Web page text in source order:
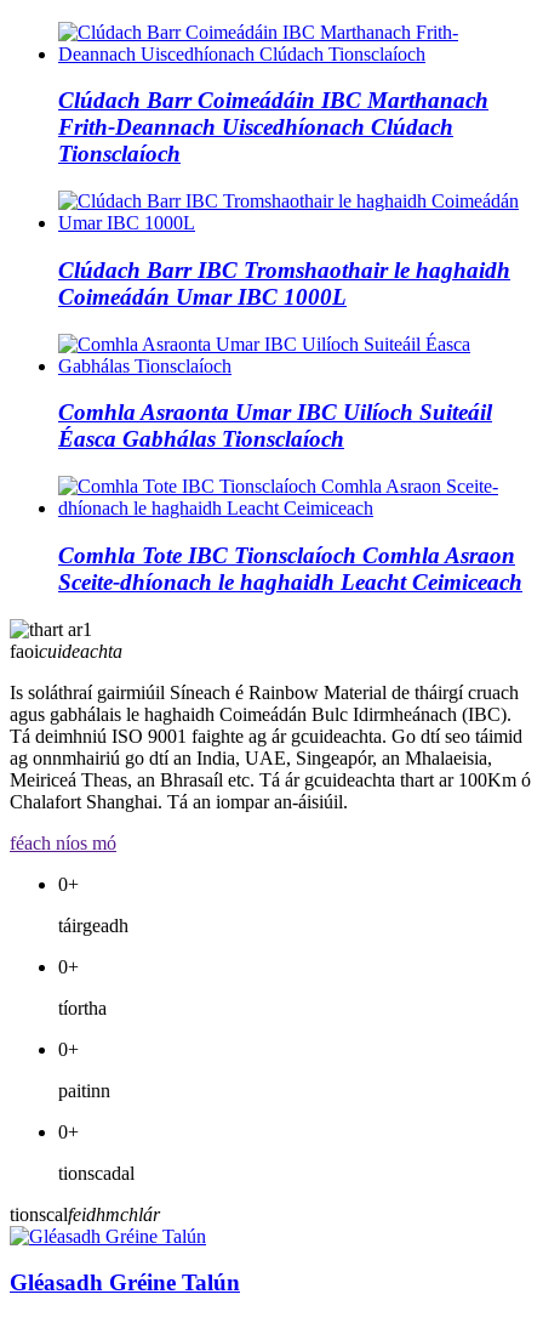
Clúdach Barr Coimeádáin IBC Marthanach
Frith-Deannach Uiscedhíonach Clúdach
Tionsclaíoch
Clúdach Barr IBC Tromshaothair le haghaidh
Coimeádán Umar IBC 1000L
Comhla Asraonta Umar IBC Uilíoch Suiteáil
Éasca Gabhálas Tionsclaíoch
Comhla Tote IBC Tionsclaíoch Comhla Asraon
Sceite-dhíonach le haghaidh Leacht Ceimiceach
faoicuideachta
Is soláthraí gairmiúil Síneach é Rainbow Material de tháirgí cruach
agus gabhálais le haghaidh Coimeádán Bulc Idirmheánach (IBC).
Tá deimhniú ISO 9001 faighte ag ár gcuideachta. Go dtí seo táimid
ag onnmhairiú go dtí an India, UAE, Singeapór, an Mhalaeisia,
Meiriceá Theas, an Bhrasaíl etc. Tá ár gcuideachta thart ar 100Km ó
Chalafort Shanghai. Tá an iompar an-áisiúil.
féach níos mó
0+
táirgeadh
0+
tíortha
0+
paitinn
0+
tionscadal
tionscalfeidhmchlár
Gléasadh Gréine Talún